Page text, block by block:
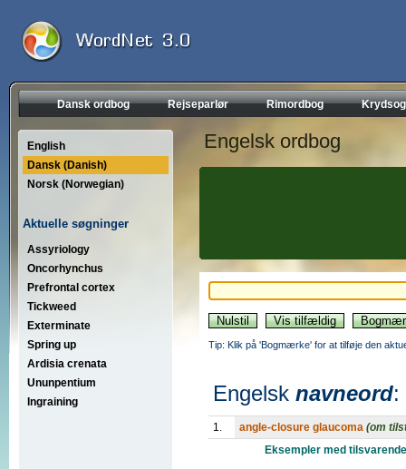
Dansk ordbog Rejseparlør Rimordbog
English
Dansk (Danish)
Norsk (Norwegian)
Aktuelle søgninger
Assyriology
Oncorhynchus
Prefrontal cortex
Tickweed
Exterminate
Spring up
Ardisia crenata
Ununpentium
Ingraining
Engelsk ordbog
Tip: Klik på 'Bogmærke' for at tilføje den
Engelsk navneord:
1. angle-closure glaucoma (om
Eksempler med